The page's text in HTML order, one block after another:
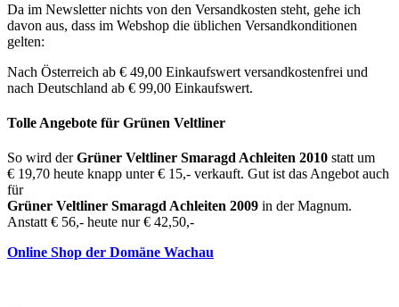
Da im Newsletter nichts von den Versandkosten steht, gehe ich
davon aus, dass im Webshop die üblichen Versandkonditionen
gelten:
Nach Österreich ab € 49,00 Einkaufswert versandkostenfrei und
nach Deutschland ab € 99,00 Einkaufswert.
Tolle Angebote für Grünen Veltliner
So wird derGrüner Veltliner Smaragd Achleiten 2010 statt um
€ 19,70 heute knapp unter € 15,- verkauft. Gut ist das Angebot auch
für
Grüner Veltliner Smaragd Achleiten 2009 in der Magnum.
Anstatt € 56,- heute nur € 42,50,-
Online Shop der Domäne Wachau